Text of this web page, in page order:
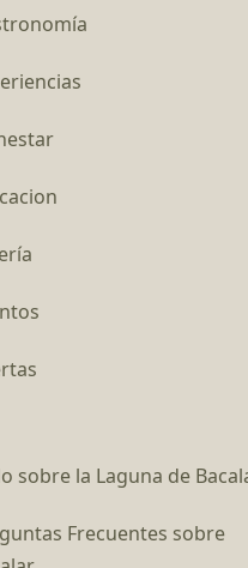
sobre la Laguna de
Frecuentes sobre